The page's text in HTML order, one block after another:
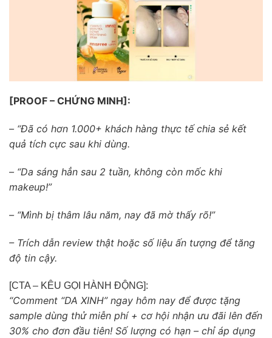
[PROOF – CHỨNG MINH]:
– “Đã có hơn 1.000+ khách hàng thực tế chia sẻ kết
quả tích cực sau khi dùng.
– “Da sáng hẳn sau 2 tuần, không còn mốc khi
makeup!”
– “Mình bị thâm lâu năm, nay đã mờ thấy rõ!”
– Trích dẫn review thật hoặc số liệu ấn tượng để tăng
độ tin cậy.
[CTA – KÊU GỌI HÀNH ĐỘNG]:
“Comment “DA XINH” ngay hôm nay để được tặng
sample dùng thử miễn phí + cơ hội nhận ưu đãi lên đến
30% cho đơn đầu tiên! Số lượng có hạn – chỉ áp dụng